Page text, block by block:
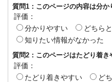
質問1：このページの内容は分か
評価：
分かりやすい
どちら
知りたい情報がなかった
質問2：このページはたどり着き
評価：
たどり着きやすい
ど